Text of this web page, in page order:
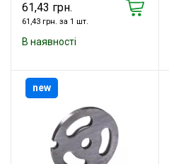
61,43 грн.
61,43 грн. за 1 шт.
В наявності
new